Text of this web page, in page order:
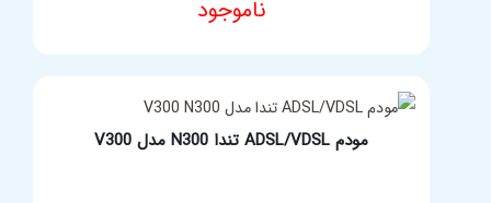
ناموجود
مودم ADSL/VDSL تندا N300 مدل V300